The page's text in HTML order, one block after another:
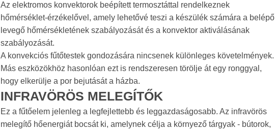
Az elektromos konvektorok beépített termosztáttal rendelkeznek
hőmérséklet-érzékelővel, amely lehetővé teszi a készülék számára a belépő
levegő hőmérsékletének szabályozását és a konvektor aktiválásának
szabályozását.
A konvekciós fűtőtestek gondozására nincsenek különleges követelmények.
Más eszközökhöz hasonlóan ezt is rendszeresen törölje át egy ronggyal,
hogy elkerülje a por bejutását a házba.
INFRAVÖRÖS MELEGÍTŐK
Ez a fűtőelem jelenleg a legfejlettebb és leggazdaságosabb. Az infravörös
melegítő hőenergiát bocsát ki, amelynek célja a környező tárgyak - bútorok,